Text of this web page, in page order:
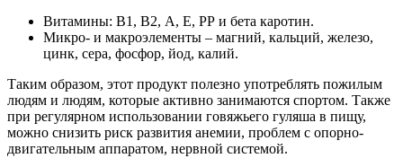
Витамины: В1, В2, А, Е, РР и бета каротин.
Микро- и макроэлементы – магний, кальций, железо,
цинк, сера, фосфор, йод, калий.
Таким образом, этот продукт полезно употреблять пожилым
людям и людям, которые активно занимаются спортом. Также
при регулярном использовании говяжьего гуляша в пищу,
можно снизить риск развития анемии, проблем с опорно-
двигательным аппаратом, нервной системой.